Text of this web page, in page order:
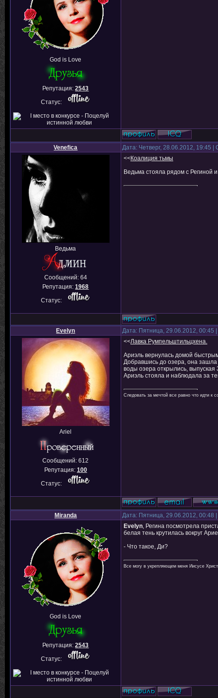
God is Love
Репутация:2543
Статус:
Venefica Дата: Четверг, 28.06.2012, 19:45
Ведьма
Сообщений: 64
Репутация:1968
Статус:
<<Коалиция тьмы
Ведьма стояла рядом с Региной
Evelyn Дата: Пятница, 29.06.2012,
Ariel
Сообщений:612
Репутация: 100
Статус:
<<Лавка Румпельштильцхена.
Ариэль вернулась домой
Добравшись до озера, она зашла
воды озера открылись,
Ариэль стояла и наблюдала за
Следовать за мечтой все равно что идти к
Miranda Дата: Пятница, 29.06.2012,
God is Love
Репутация:2543
Статус:
Evelyn, Регина посмотрела
белая тень крутилась вокруг
- Что такое, Ди?
Все могу в укрепляющем меня Иисусе